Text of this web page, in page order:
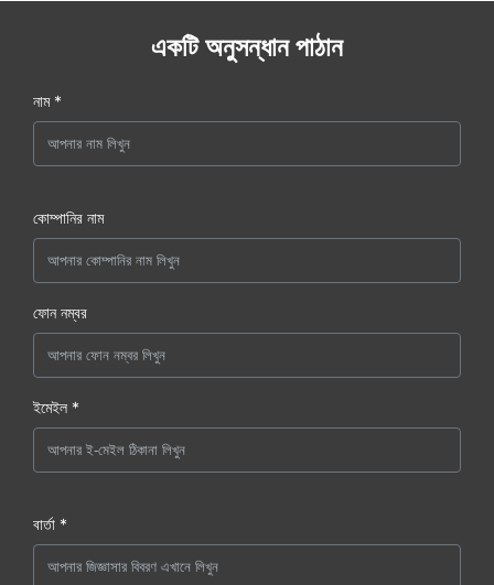
একটি অনুসন্ধান পাঠান
নাম *
কোম্পানির নাম
ফোন নম্বর
ইমেইল *
বার্তা *